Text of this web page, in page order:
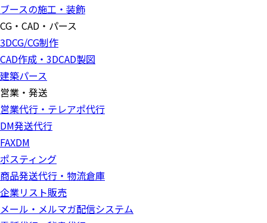
ブースの施工・装飾
CG・CAD・パース
3DCG/CG制作
CAD作成・3DCAD製図
建築パース
営業・発送
営業代行・テレアポ代行
DM発送代行
FAXDM
ポスティング
商品発送代行・物流倉庫
企業リスト販売
メール・メルマガ配信システム